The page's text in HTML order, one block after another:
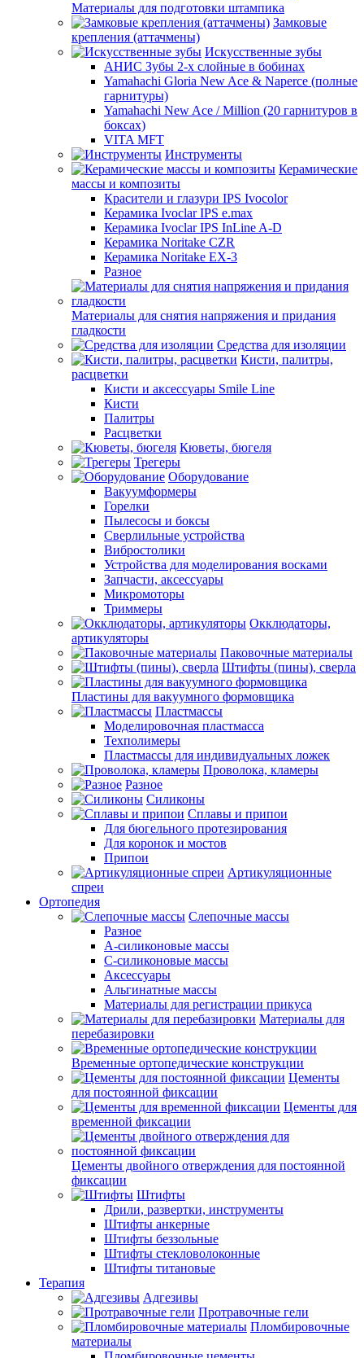
Материалы для подготовки штампика
Замковые
крепления (аттачмены)
Искусственные зубы
АНИС Зубы 2-х слойные в бобинах
Yamahachi Gloria New Ace & Naperce (полные
гарнитуры)
Yamahachi New Ace / Million (20 гарнитуров в
боксах)
VITA MFT
Инструменты
Керамические
массы и композиты
Красители и глазури IPS Ivocolor
Керамика Ivoclar IPS e.max
Керамика Ivoclar IPS InLine A-D
Керамика Noritake CZR
Керамика Noritake EX-3
Разное
Материалы для снятия напряжения и придания
гладкости
Средства для изоляции
Кисти, палитры,
расцветки
Кисти и аксессуары Smile Line
Кисти
Палитры
Расцветки
Кюветы, бюгеля
Трегеры
Оборудование
Вакуумформеры
Горелки
Пылесосы и боксы
Сверлильные устройства
Вибростолики
Устройства для моделирования восками
Запчасти, аксессуары
Микромоторы
Триммеры
Окклюдаторы,
артикуляторы
Паковочные материалы
Штифты (пины), сверла
Пластины для вакуумного формовщика
Пластмассы
Моделировочная пластмасса
Техполимеры
Пластмассы для индивидуальных ложек
Проволока, кламеры
Разное
Силиконы
Сплавы и припои
Для бюгельного протезирования
Для коронок и мостов
Припои
Артикуляционные
спреи
Ортопедия
Слепочные массы
Разное
А-силиконовые массы
С-силиконовые массы
Аксессуары
Альгинатные массы
Материалы для регистрации прикуса
Материалы для
перебазировки
Временные ортопедические конструкции
Цементы
для постоянной фиксации
Цементы для
временной фиксации
Цементы двойного отверждения для постоянной
фиксации
Штифты
Дрили, развертки, инструменты
Штифты анкерные
Штифты беззольные
Штифты стекловолоконные
Штифты титановые
Терапия
Адгезивы
Протравочные гели
Пломбировочные
материалы